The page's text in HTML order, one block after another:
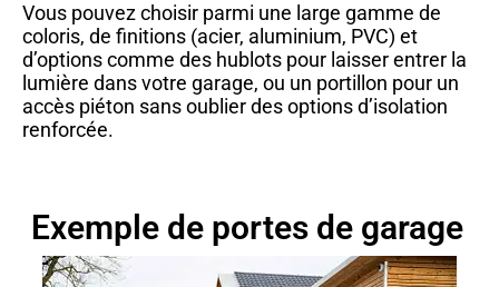
Vous pouvez choisir parmi une large gamme de
coloris, de finitions (acier, aluminium, PVC) et
d’options comme des hublots pour laisser entrer la
lumière dans votre garage, ou un portillon pour un
accès piéton sans oublier des options d’isolation
renforcée.
Exemple de portes de garage